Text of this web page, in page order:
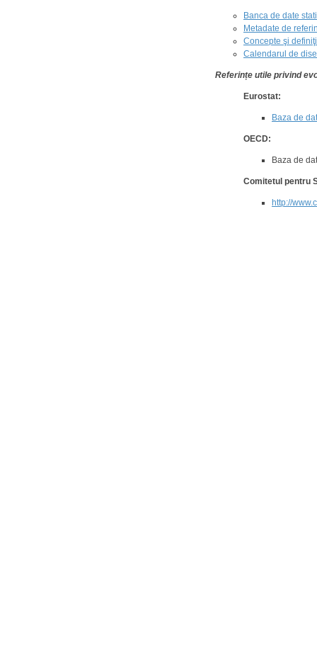
Banca de date
Metadate de
Concepte şi
Calendarul de
Referințe utile privind
Eurostat:
Baza de
OECD:
Baza de
Comitetul pentru
http://